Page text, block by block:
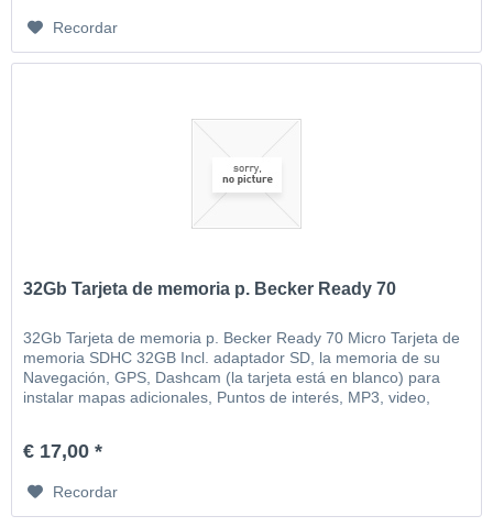
Recordar
32Gb Tarjeta de memoria p. Becker Ready 70
32Gb Tarjeta de memoria p. Becker Ready 70 Micro Tarjeta de
memoria SDHC 32GB Incl. adaptador SD, la memoria de su
Navegación, GPS, Dashcam (la tarjeta está en blanco) para
instalar mapas adicionales, Puntos de interés, MP3, video,
€ 17,00 *
Recordar